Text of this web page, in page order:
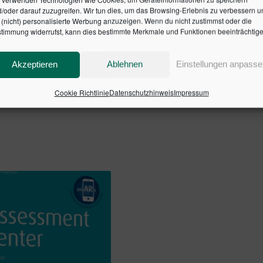
oder darauf zuzugreifen. Wir tun dies, um das Browsing-Erlebnis zu verbessern
personalisierte Werbung anzuzeigen. Wenn du nicht zustimmst oder die
widerrufst, kann dies bestimmte Merkmale und Funktionen
Akzeptieren Ablehnen Einstellungen
Cookie RichtlinieDatenschutzhinweisImpressum
Themenbehandlung umfasst die drei Säulen von Basel
und Berücksichtigung von Nachhaltigkeitsrisiken.
und Bankpraktikern sowohl die wesentlichen
kompakter Form, aber angemessen detailliert
Umsetzung der neuen regulatorischen Vorgaben
9783791049687